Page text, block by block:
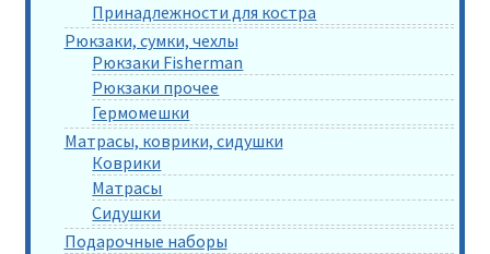
Принадлежности для костра
Рюкзаки, сумки, чехлы
Рюкзаки Fisherman
Рюкзаки прочее
Гермомешки
Матрасы, коврики, сидушки
Коврики
Матрасы
Сидушки
Подарочные наборы